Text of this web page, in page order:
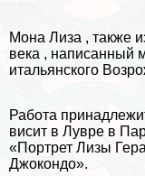
Мона Лиза , также
века , написанный
итальянского
Работа
висит в Лувре в
«Портрет Лизы
Джокондо».